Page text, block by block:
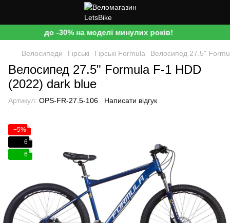
до -30% на моделі минулих років!
Велосипеди Гірські Гірські Formula Велосипед 27.5"
Велосипед 27.5" Formula F-1 HDD
(2022) dark blue
Артикул: OPS-FR-27.5-106 Написати відгук
−5%
6
6